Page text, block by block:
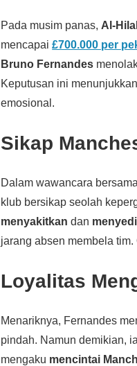
Pada musim panas, Al-Hilal
mencapai£700.000 per
Bruno Fernandes
Keputusan ini
emosional.
Sikap
Dalam wawancara
klub bersikap seolah
menyakitkan dan
jarang absen membela
Loyalitas
Menariknya, Fernandes
pindah. Namun demikian,
mengaku mencintai